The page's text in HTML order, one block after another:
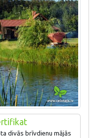
divās brīvdienu mājās